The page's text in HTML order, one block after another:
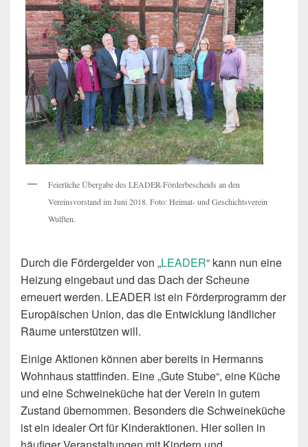
Feierliche Übergabe des LEADER-Förderbescheids an den
Vereinsvorstand im Juni 2018. Foto: Heimat- und Geschichtsverein
Wulften.
Durch die Fördergelder von „LEADER“ kann nun eine
Heizung eingebaut und das Dach der Scheune
erneuert werden. LEADER ist ein Förderprogramm der
Europäischen Union, das die Entwicklung ländlicher
Räume unterstützen will.
Einige Aktionen können aber bereits in Hermanns
Wohnhaus stattfinden. Eine „Gute Stube“, eine Küche
und eine Schweineküche hat der Verein in gutem
Zustand übernommen. Besonders die Schweineküche
ist ein idealer Ort für Kinderaktionen. Hier sollen in